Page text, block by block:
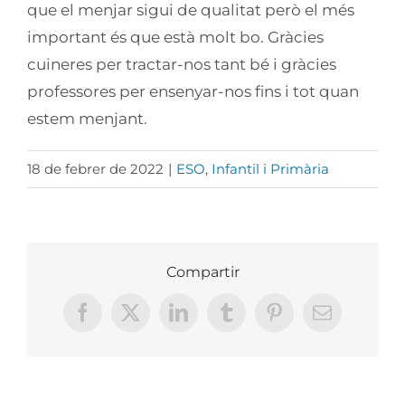
que el menjar sigui de qualitat però el més
important és que està molt bo. Gràcies
cuineres per tractar-nos tant bé i gràcies
professores per ensenyar-nos fins i tot quan
estem menjant.
18 de febrer de 2022 | ESO, Infantil i Primària
Compartir
Facebook
X LinkedInTumblrPinterestEmail: